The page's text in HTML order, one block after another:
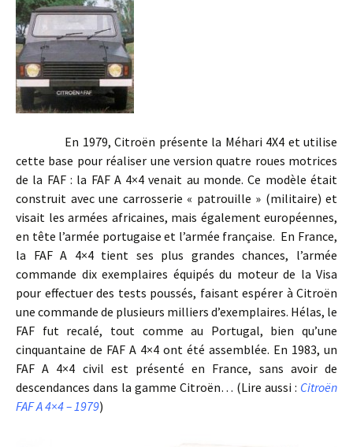
En 1979, Citroën présente la Méhari 4X4 et utilise
cette base pour réaliser une version quatre roues motrices
de la FAF : la FAF A 4×4 venait au monde. Ce modèle était
construit avec une carrosserie « patrouille » (militaire) et
visait les armées africaines, mais également européennes,
en tête l’armée portugaise et l’armée française. En France,
la FAF A 4×4 tient ses plus grandes chances, l’armée
commande dix exemplaires équipés du moteur de la Visa
pour effectuer des tests poussés, faisant espérer à Citroën
une commande de plusieurs milliers d’exemplaires. Hélas, le
FAF fut recalé, tout comme au Portugal, bien qu’une
cinquantaine de FAF A 4×4 ont été assemblée. En 1983, un
FAF A 4×4 civil est présenté en France, sans avoir de
descendances dans la gamme Citroën… (Lire aussi : Citroën
FAF A 4×4 – 1979)